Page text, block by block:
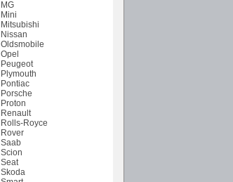
MG
Mini
Mitsubishi
Nissan
Oldsmobile
Opel
Peugeot
Plymouth
Pontiac
Porsche
Proton
Renault
Rolls-Royce
Rover
Saab
Scion
Seat
Skoda